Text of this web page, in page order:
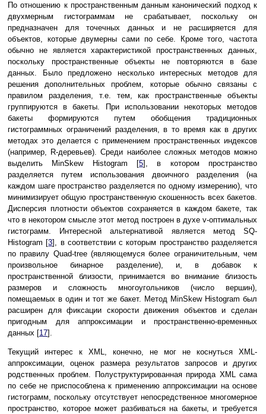
По отношению к пространственным данным канонический подход к
двухмерным гистограммам не срабатывает, поскольку он
предназначен для точечных данных и не расширяется для
объектов, которые двумерны сами по себе. Кроме того, частота
обычно не является характеристикой пространственных данных,
поскольку пространственные объекты не повторяются в базе
данных. Было предложено несколько интересных методов для
решения дополнительных проблем, которые обычно связаны с
правилом разделения, т.е. тем, как пространственные объекты
группируются в бакеты. При использовании некоторых методов
бакеты формируются путем обобщения традиционных
гистограммных ограничений разделения, в то время как в других
методах это делается с применением пространственных индексов
(например, R-деревьев). Среди наиболее сложных методов можно
выделить MinSkew Histogram [5], в котором пространство
разделяется путем использования двоичного разделения (на
каждом шаге пространство разделяется по одному измерению), что
минимизирует общую пространственную скошенность всех бакетов.
Дисперсия плотности объектов сохраняется в каждом бакете, так
что в некотором смысле этот метод построен в духе v-оптимальных
гистограмм. Интересной альтернативой является метод SQ-
Histogram [3], в соответствии с которым пространство разделяется
по правилу Quad-tree (являющемуся более ограничительным, чем
произвольное бинарное разделение), и, в добавок к
пространственной близости, принимается во внимание близость
размеров и сложность многоугольников (число вершин),
помещаемых в один и тот же бакет. Метод MinSkew Histogram был
расширен для фиксации скорости движения объектов и сделан
пригодным для аппроксимации и пространственно-временных
данных [17].
Текущий интерес к XML, конечно, не мог не коснуться XML-
аппроксимации, оценок размера результатов запросов и других
родственных проблем. Полуструктурированная природа XML сама
по себе не приспособлена к применению аппроксимации на основе
гистограмм, поскольку отсутствует непосредственное многомерное
пространство, которое может разбиваться на бакеты, и требуется